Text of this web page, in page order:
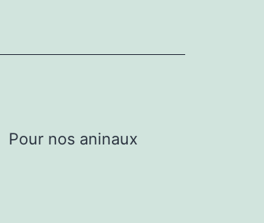
Pour nos aninaux